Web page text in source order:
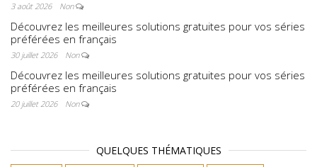
3 août 2026 Non
Découvrez les meilleures solutions gratuites pour vos séries
préférées en français
30 juillet 2026 Non
Découvrez les meilleures solutions gratuites pour vos séries
préférées en français
20 juillet 2026 Non
QUELQUES THÉMATIQUES